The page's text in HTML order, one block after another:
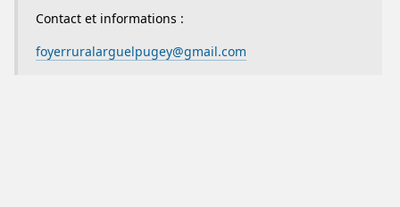
Contact et informations :
foyerruralarguelpugey@gmail.com